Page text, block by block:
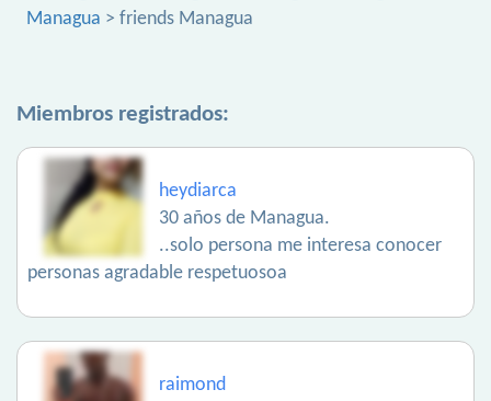
Managua > friends Managua
Miembros registrados:
heydiarca
30 años de Managua.
..solo persona me interesa conocer
personas agradable respetuosoa
raimond